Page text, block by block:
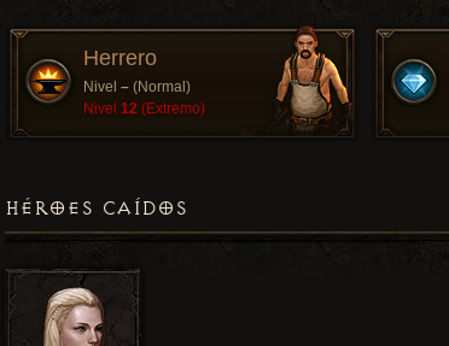
Herrero
Nivel – (Normal)
Nivel 12 (Extremo)
HÉROES CAÍDOS